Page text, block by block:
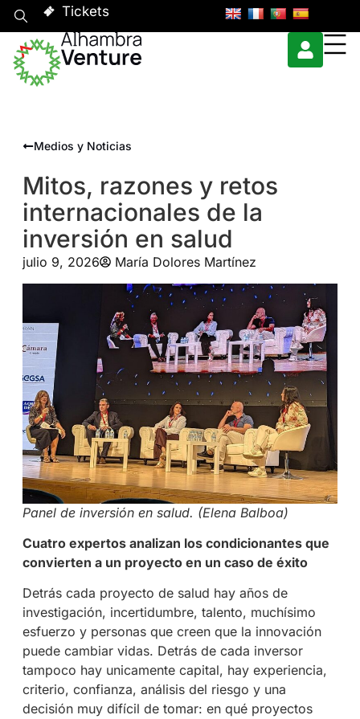
Tickets
Medios y Noticias
Mitos, razones y retos
internacionales de la
inversión en salud
julio 9, 2026 María Dolores Martínez
Panel de inversión en salud. (Elena Balboa)
Cuatro expertos analizan los condicionantes que
convierten a un proyecto en un caso de éxito
Detrás cada proyecto de salud hay años de
investigación, incertidumbre, talento, muchísimo
esfuerzo y personas que creen que la innovación
puede cambiar vidas. Detrás de cada inversor
tampoco hay unicamente capital, hay experiencia,
criterio, confianza, análisis del riesgo y una
decisión muy difícil de tomar: en qué proyectos